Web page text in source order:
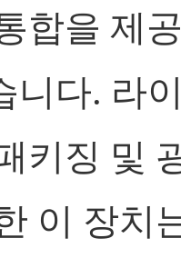
합을 제
니다. 라
키징 및
이 장치